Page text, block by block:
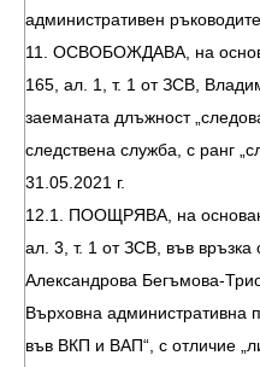
административен
11. ОСВОБОЖДАВА, на
165, ал. 1, т. 1 от ЗСВ,
заеманата длъжност
следствена служба, с ранг
31.05.2021 г.
12.1. ПООЩРЯВА, на
ал. 3, т. 1 от ЗСВ, във
Александрова Бегъмова-
Върховна административна
във ВКП и ВАП“, с отличие